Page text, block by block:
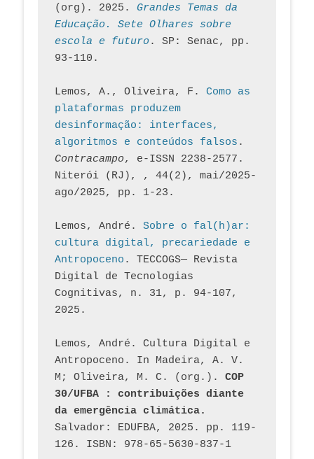
(org). 2025. Grandes Temas da
Educação. Sete Olhares sobre
escola e futuro. SP: Senac, pp.
93-110.
Lemos, A., Oliveira, F. Como as
plataformas produzem
desinformação: interfaces,
algoritmos e conteúdos falsos
Contracampo, e-ISSN 2238-2577.
Niterói (RJ), , 44(2), mai/2025-
ago/2025, pp. 1-23.
Lemos, André. Sobre o fal(h)ar:
cultura digital, precariedade e
Antropoceno . TECCOGS— Revista
Digital de Tecnologias
Cognitivas, n. 31, p. 94-107,
2025.
Lemos, André. Cultura Digital e
Antropoceno. In Madeira, A. V.
M; Oliveira, M. C. (org.). COP
30/UFBA : contribuições diante
da emergência climática.
Salvador: EDUFBA, 2025. pp. 119-
126. ISBN: 978-65-5630-837-1